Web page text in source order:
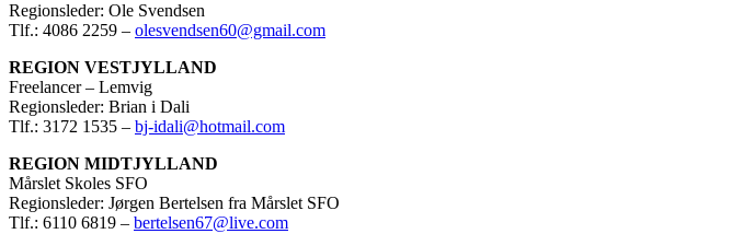
Regionsleder: Ole Svendsen
Tlf.: 4086 2259 – olesvendsen60@gmail.com
REGION VESTJYLLAND
Freelancer – Lemvig
Regionsleder: Brian i Dali
Tlf.: 3172 1535 – bj-idali@hotmail.com
REGION MIDTJYLLAND
Mårslet Skoles SFO
Regionsleder: Jørgen Bertelsen fra Mårslet SFO
Tlf.: 6110 6819 – bertelsen67@live.com